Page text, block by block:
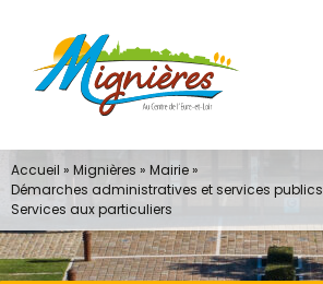
contenu
Accueil » Mignières » Mairie»
Démarches administratives et services publics
Services aux particuliers